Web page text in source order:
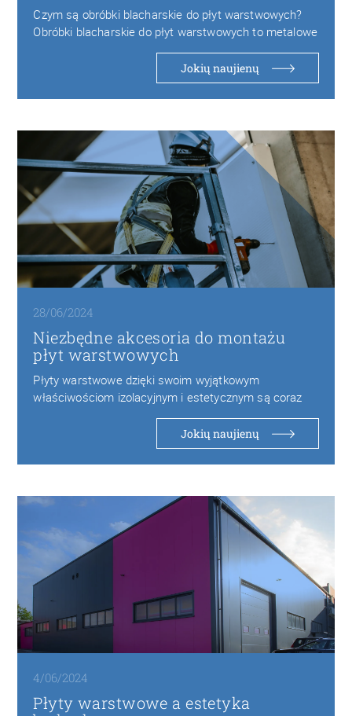
Czym są obróbki blacharskie do płyt warstwowych?
Obróbki blacharskie do płyt warstwowych to metalowe
Jokių naujienų
28/06/2024
Niezbędne akcesoria do montażu
płyt warstwowych
Płyty warstwowe dzięki swoim wyjątkowym
właściwościom izolacyjnym i estetycznym są coraz
częściej wybierane w budownictwie…
Jokių naujienų
4/06/2024
Płyty warstwowe a estetyka